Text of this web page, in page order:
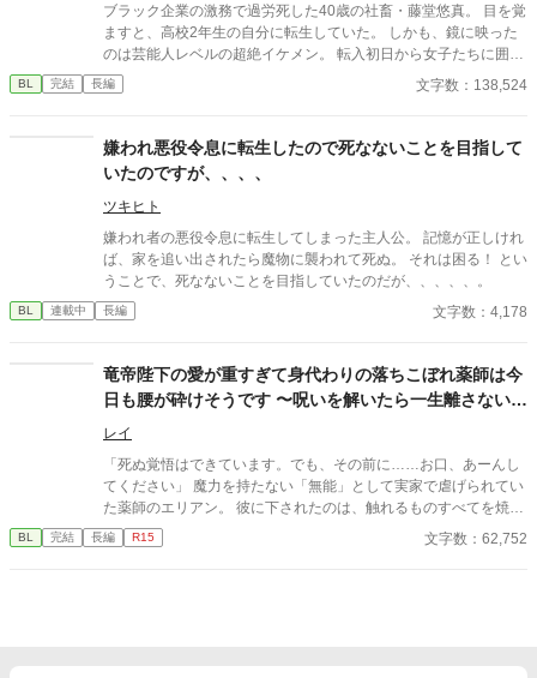
ブラック企業の激務で過労死した40歳の社畜・藤堂悠真。 目を覚
ますと、高校2年生の自分に転生していた。 しかも、鏡に映った
のは芸能人レベルの超絶イケメン。 転入初日から女子たちに囲ま
れ、学園中の話題の的に。 だが、社畜思考が抜けず**「これはマ
ーケティング施策か？」**と疑うばかり。 そして、モテすぎて業
穏は完全に崩壊。 そんな中、唯一冷静な男・藤崎颯斗の存在に救
われる。 颯斗はやたらと落ち着いていて、悠真をさりげなくフォ
ローする。 「お前といると、楽だ」 次第に悠真の中で、彼の存在
が大きくなっていき――。 「お前、俺から逃げるな」 颯斗の言葉
に、悠真の心は大きく揺れ動く。 転生×学園ラブコメ×じわじわ迫
る恋。 これは、悠真が「本当に選ぶべきもの」を見つける物語。
続編『元社畜の俺、大学生になってまたモテすぎてるけど、今度
は恋人がいるので無理です』 かつてブラック企業で心を擦り減ら
し、過労死した元社畜の男・藤堂悠真は、 転生した高校時代を経
らがせていく。 「付き合ってるけど、誰にも言っていない」 その
選択が、予想以上のすれ違いを生んでいった。 モテ地獄の再来、
る癖”。 甘えたくても甘えられない―― そんな悠真の隣で、颯斗
はずっと静かに手を差し伸べ続ける。 過去に縛られていた悠真
が、未来を見つめ直すまでの じれ甘・再構築・すれ違いと回復の
キャンパス・ラブストーリー。 今度こそ、言葉にする。 「好きだ
よ」って、ちゃんと。
BL 完結 長編 文字数：138,524
嫌われ悪役令息に転生したので死なないことを目指して
いたのですが、、、、
ツキヒト
嫌われ者の悪役令息に転生してしまった主人公。 記憶が正しけれ
ば、家を追い出されたら魔物に襲われて死ぬ。 それは困る！ とい
うことで、死なないことを目指していたのだが、、、、、。
BL 連載中 長編 文字数：4,178
竜帝陛下の愛が重すぎて身代わりの落ちこぼれ薬師は今
日も腰が砕けそうです 〜呪いを解いたら一生離さないと
宣言されました〜
レイ
「死ぬ覚悟はできています。でも、その前に……お口、あーんし
てください」 魔力を持たない「無能」として実家で虐げられてい
た薬師のエリアン。 彼に下されたのは、触れるものすべてを焼き
尽くす「死の竜帝」ヴァレリウスへの、身代わりの婚姻だった。
BL 完結 長編 R15 文字数：62,752